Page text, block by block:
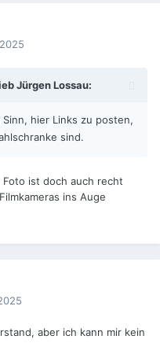
Jürgen Lossau:
hier Links zu posten,
sind.
ist doch auch recht
ins Auge
aber ich kann mir kein